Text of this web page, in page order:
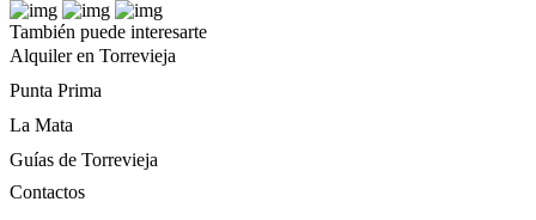
También puede interesarte
Alquiler en Torrevieja
Punta Prima
La Mata
Guías de Torrevieja
Contactos